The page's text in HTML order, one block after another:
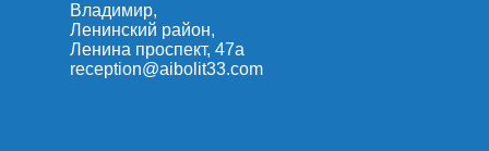
Владимир,
Ленинский район,
Ленина проспект, 47а
reception@aibolit33.com